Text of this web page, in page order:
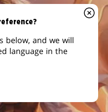
below, and we will
language in the